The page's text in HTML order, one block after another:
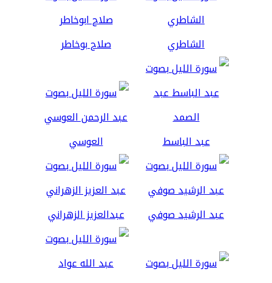
الشاطري صلاح بوخاطر
عبد الباسط العوسي
عبد الرشيد صوفي عبدالعزيز الزهراني